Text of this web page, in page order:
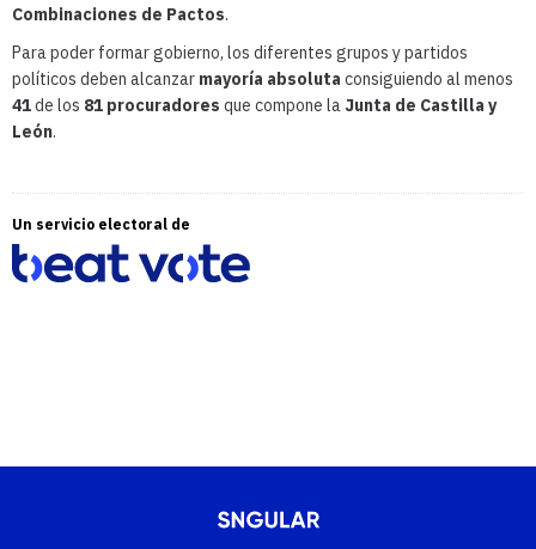
Combinaciones de Pactos.
Para poder formar gobierno, los diferentes grupos y partidos
políticos deben alcanzar mayoría absoluta consiguiendo al menos
41de los 81 procuradores que compone la Junta de Castilla y
León.
Un servicio electoral de